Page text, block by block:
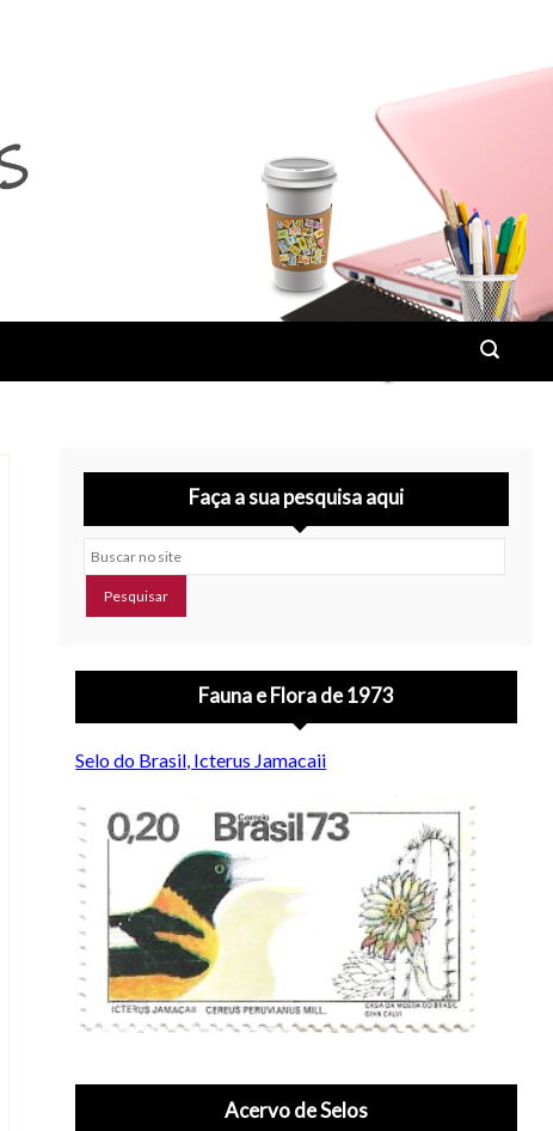
Faça a sua pesquisa aqui
Buscar no site
Fauna e Flora de 1973
Selo do Brasil, Icterus Jamacaii
Acervo de Selos